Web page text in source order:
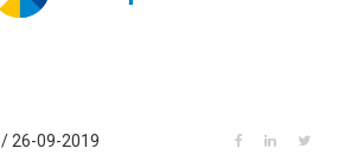
/ 26-09-2019